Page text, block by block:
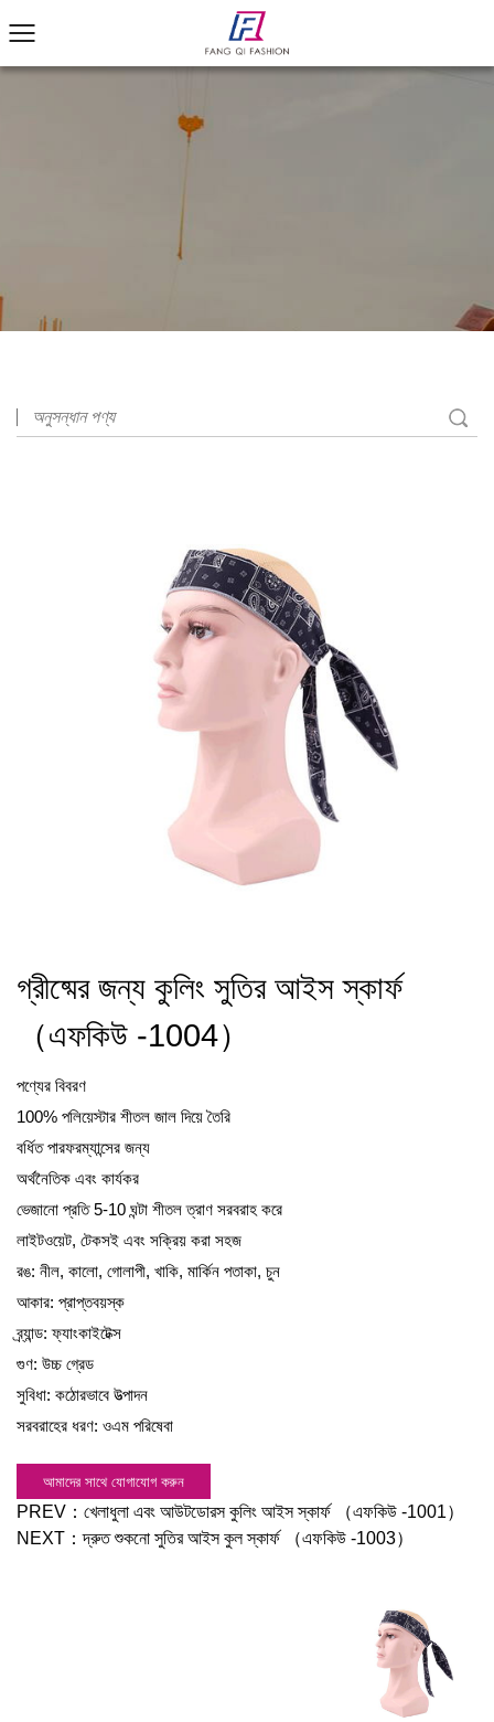
গ্রীষ্মের জন্য কুলিং সুতির আইস স্কার্ফ
（এফকিউ -1004）
পণ্যের বিবরণ
100% পলিয়েস্টার শীতল জাল দিয়ে তৈরি
বর্ধিত পারফরম্যান্সের জন্য
অর্থনৈতিক এবং কার্যকর
ভেজানো প্রতি 5-10 ঘন্টা শীতল ত্রাণ সরবরাহ করে
লাইটওয়েট, টেকসই এবং সক্রিয় করা সহজ
রঙ: নীল, কালো, গোলাপী, খাকি, মার্কিন পতাকা, চুন
আকার: প্রাপ্তবয়স্ক
ব্র্যান্ড: ফ্যাংকাইটেক্স
গুণ: উচ্চ গ্রেড
সুবিধা: কঠোরভাবে উত্পাদন
সরবরাহের ধরণ: ওএম পরিষেবা
আমাদের সাথে যোগাযোগ করুন
PREV： খেলাধুলা এবং আউটডোরস কুলিং আইস স্কার্ফ （এফকিউ -1001）
NEXT：দ্রুত শুকনো সুতির আইস কুল স্কার্ফ （এফকিউ -1003）